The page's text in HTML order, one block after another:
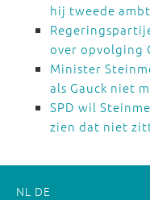
hij tweede
over opvolging
Minister
als Gauck niet
SPD wil
zien dat niet
NL DE